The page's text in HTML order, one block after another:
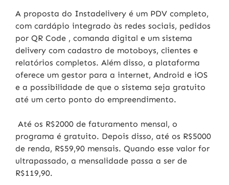
A proposta do Instadelivery é um PDV completo,
com cardápio integrado às redes sociais, pedidos
por QR Code , comanda digital e um sistema
delivery com cadastro de motoboys, clientes e
relatórios completos. Além disso, a plataforma
oferece um gestor para a internet, Android e iOS
e a possibilidade de que o sistema seja gratuito
até um certo ponto do empreendimento.
Até os R$2000 de faturamento mensal, o
programa é gratuito. Depois disso, até os R$5000
de renda, R$59,90 mensais. Quando esse valor for
ultrapassado, a mensalidade passa a ser de
R$119,90.